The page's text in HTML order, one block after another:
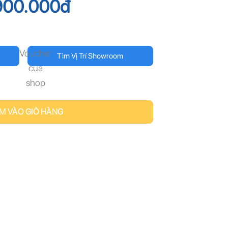
đ
Tìm Vị Trí Showroom
Voucher
của
shop
VÀO GIỎ HÀNG